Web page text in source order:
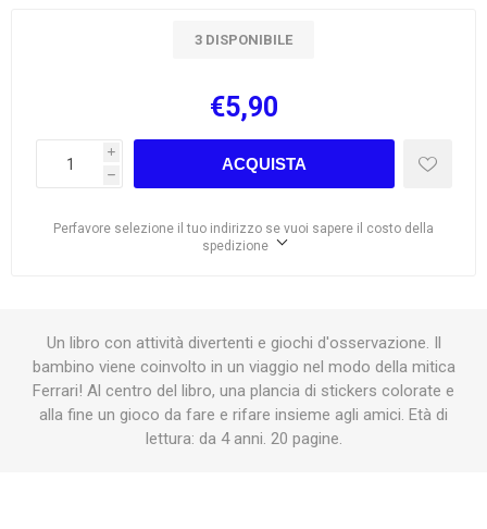
3 DISPONIBILE
€5,90
i
h
ACQUISTA
Perfavore selezione il tuo indirizzo se vuoi sapere il costo della
spedizione
Un libro con attività divertenti e giochi d'osservazione. Il
bambino viene coinvolto in un viaggio nel modo della mitica
Ferrari! Al centro del libro, una plancia di stickers colorate e
alla fine un gioco da fare e rifare insieme agli amici. Età di
lettura: da 4 anni. 20 pagine.